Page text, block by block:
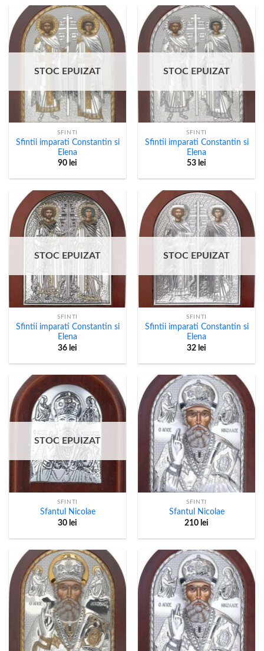
STOC EPUIZAT
SFINTI
Sfintii imparati Constantin si
Elena
90 lei
STOC EPUIZAT
SFINTI
Sfintii imparati Constantin si
Elena
53 lei
STOC EPUIZAT
SFINTI
Sfintii imparati Constantin si
Elena
36 lei
STOC EPUIZAT
SFINTI
Sfintii imparati Constantin si
Elena
32 lei
STOC EPUIZAT
SFINTI
Sfantul Nicolae
30 lei
SFINTI
Sfantul Nicolae
210 lei